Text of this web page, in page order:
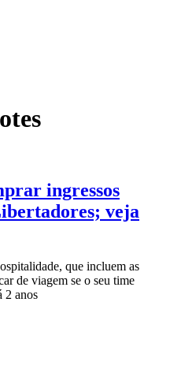
ingressos
veja
que incluem as
de viagem se o seu time
2 anos